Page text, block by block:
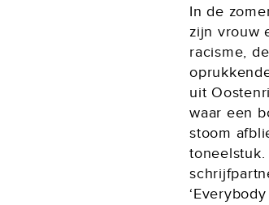
In de
zijn vrouw
racisme,
uit
waar een
stoom